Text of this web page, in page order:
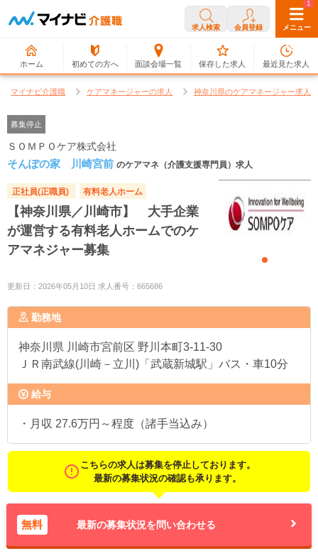
求人検索 会員登録 メニュー
ホーム 初めての方へ 面談会場一覧
0
保存した求人
1
最近見た求人
マイナビ介護職 ケアマネージャーの求人 神奈川県のケアマネージャー求人
募集停止
ＳＯＭＰＯケア株式会社
そんぽの家 川崎宮前 のケアマネ（介護支援専門員）求人
正社員(正職員) 有料老人ホーム
【神奈川県／川崎市】 大手企業
が運営する有料老人ホームでのケ
アマネジャー募集
更新日：2026年05月10日 求人番号：665686
勤務地
神奈川県 川崎市宮前区 野川本町3-11-30
ＪＲ南武線(川崎－立川)「武蔵新城駅」バス・車10分
給与
・月収 27.6万円～程度（諸手当込み）
こちらの求人は募集を停止しております。
最新の募集状況の確認も承ります。
無料 最新の募集状況を問い合わせる